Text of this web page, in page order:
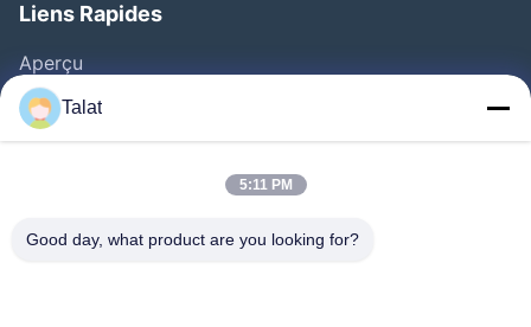
Liens Rapides
Aperçu
Produits
A Propos De Nous
Contrôle De La Qualité
Talat
5:11 PM
Good day, what product are you looking for?